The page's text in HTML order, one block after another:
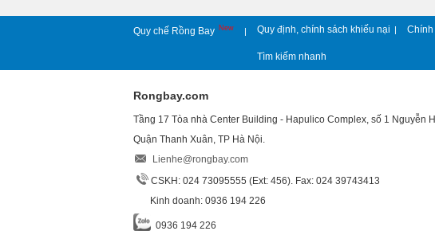
Quy chế Rồng Bay New | Quy định, chính sách khiếu nại | Chính
Tìm kiếm nhanh
Rongbay.com
Tầng 17 Tòa nhà Center Building - Hapulico Complex, số 1 Nguyễn
Quận Thanh Xuân, TP Hà Nội.
Lienhe@rongbay.com
CSKH: 024 73095555 (Ext: 456). Fax: 024 39743413
Kinh doanh: 0936 194 226
0936 194 226